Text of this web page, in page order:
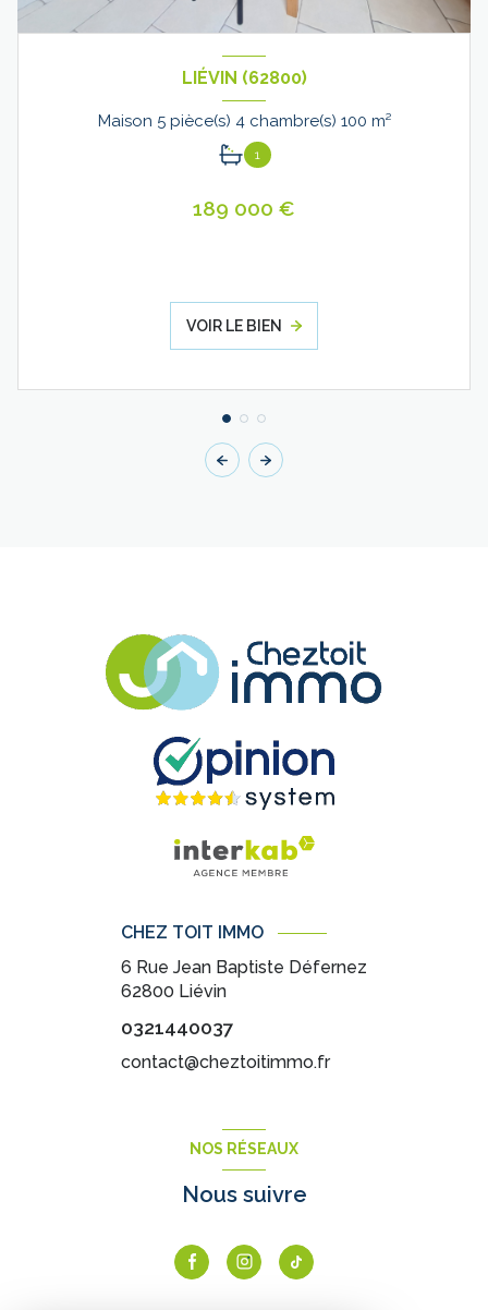
LIÉVIN (62800)
Maison 5 pièce(s) 4 chambre(s) 100 m²
1
189 000 €
VOIR LE BIEN
CHEZ TOIT IMMO
6 Rue Jean Baptiste Défernez
62800 Liévin
0321440037
contact@cheztoitimmo.fr
NOS RÉSEAUX
Nous suivre